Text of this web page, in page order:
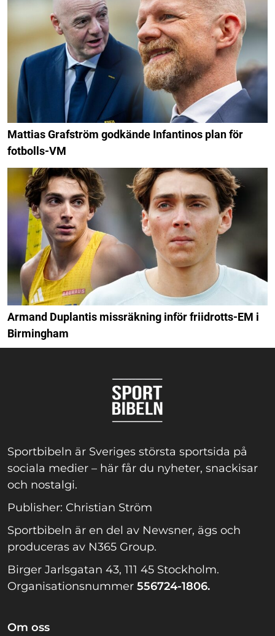
Mattias Grafström godkände Infantinos plan för
fotbolls-VM
Armand Duplantis missräkning inför friidrotts-EM i
Birmingham
Sportbibeln är Sveriges största sportsida på
sociala medier – här får du nyheter, snackisar
och nostalgi.
Publisher: Christian Ström
Sportbibeln är en del av Newsner, ägs och
produceras av N365 Group.
Birger Jarlsgatan 43, 111 45 Stockholm.
Organisationsnummer 556724-1806.
Om oss